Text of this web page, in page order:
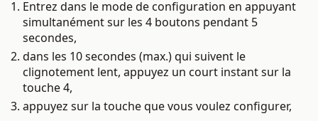
Entrez dans le mode de configuration en appuyant
simultanément sur les 4 boutons pendant 5
secondes,
dans les 10 secondes (max.) qui suivent le
clignotement lent, appuyez un court instant sur la
touche 4,
appuyez sur la touche que vous voulez configurer,